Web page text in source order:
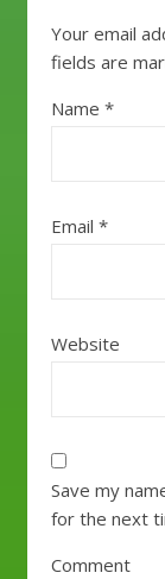
Your email
fields are
Name *
Email *
Website
Save my
for the next
Comment